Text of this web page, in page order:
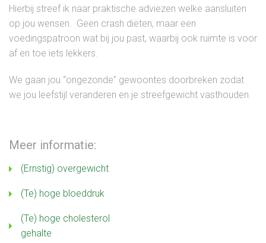
Hierbij streef ik naar praktische adviezen welke aansluiten
op jou wensen. Geen crash diëten, maar een
voedingspatroon wat bij jou past, waarbij ook ruimte is voor
af en toe iets lekkers.
We gaan jou “ongezonde” gewoontes doorbreken zodat
we jou leefstijl veranderen en je streefgewicht vasthouden.
Meer informatie:
(Ernstig) overgewicht
(Te) hoge bloeddruk
(Te) hoge cholesterol
gehalte